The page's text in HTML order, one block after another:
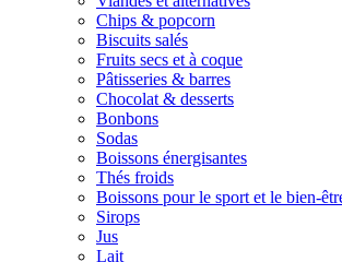
Chips & popcorn
Biscuits salés
Fruits secs et à coque
Pâtisseries & barres
Chocolat & desserts
Bonbons
Sodas
Boissons énergisantes
Thés froids
Boissons pour le sport et le bien-
Sirops
Jus
Lait